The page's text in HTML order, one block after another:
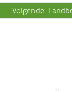
Volgende: